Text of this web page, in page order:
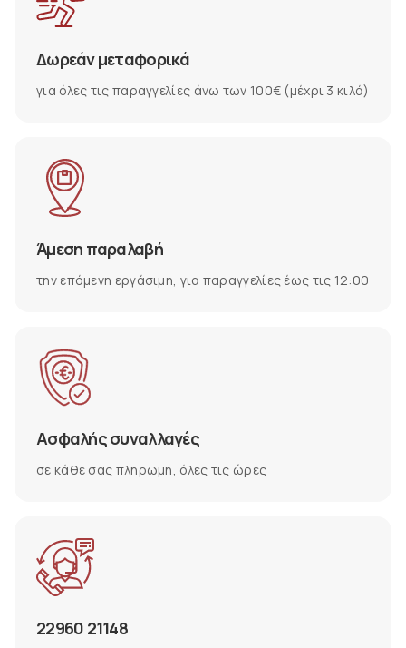
Δωρεάν μεταφορικά
για όλες τις παραγγελίες άνω των 100€ (μέχρι 3 κιλά)
Άμεση παραλαβή
την επόμενη εργάσιμη, για παραγγελίες έως τις 12:00
Ασφαλής συναλλαγές
σε κάθε σας πληρωμή, όλες τις ώρες
22960 21148